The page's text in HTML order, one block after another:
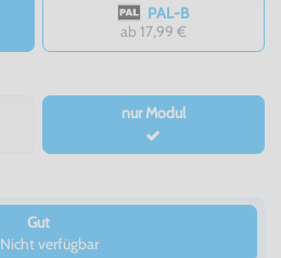
PAL-B
ab 17,99 €
nur Modul
Gut
Nicht verfügbar